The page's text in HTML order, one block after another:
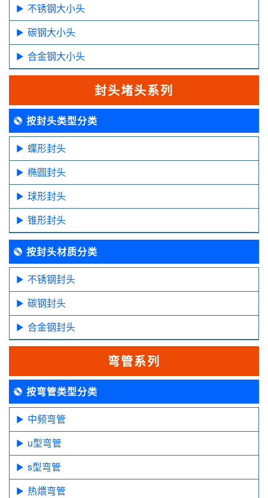
不锈钢大小头
碳钢大小头
合金钢大小头
封头堵头系列
按封头类型分类
蝶形封头
椭圆封头
球形封头
锥形封头
按封头材质分类
不锈钢封头
碳钢封头
合金钢封头
弯管系列
按弯管类型分类
中频弯管
u型弯管
s型弯管
热煨弯管